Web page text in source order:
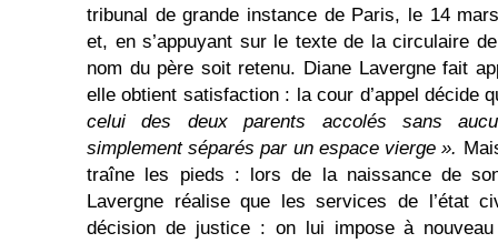
tribunal de grande instance de Paris, le 14
et, en s’appuyant sur le texte de la circulaire
nom du père soit retenu. Diane Lavergne fait
elle obtient satisfaction : la cour d’appel décide
celui des deux parents accolés sans
simplement séparés par un espace vierge ».
traîne les pieds : lors de la naissance de
Lavergne réalise que les services de l’état
décision de justice : on lui impose à